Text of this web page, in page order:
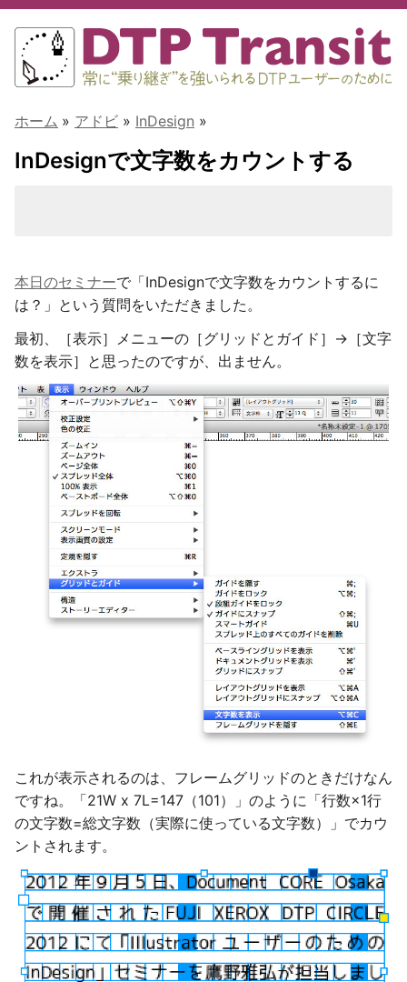
ホーム » アドビ » InDesign »
InDesignで文字数をカウントする
本日のセミナーで「InDesignで文字数をカウントするに
は？」という質問をいただきました。
最初、［表示］メニューの［グリッドとガイド］→［文字
数を表示］と思ったのですが、出ません。
これが表示されるのは、フレームグリッドのときだけなん
ですね。「21W x 7L=147（101）」のように「行数×1行
の文字数=総文字数（実際に使っている文字数）」でカウ
ントされます。